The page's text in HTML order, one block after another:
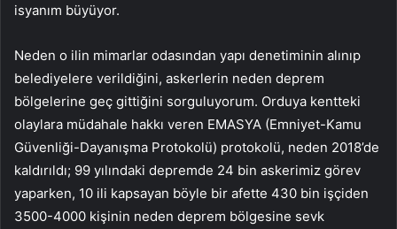
isyanım büyüyor.
Neden o ilin mimarlar odasından yapı denetiminin alınıp
belediyelere verildiğini, askerlerin neden deprem
bölgelerine geç gittiğini sorguluyorum. Orduya kentteki
olaylara müdahale hakkı veren EMASYA (Emniyet-Kamu
Güvenliği-Dayanışma Protokolü) protokolü, neden 2018’de
kaldırıldı; 99 yılındaki depremde 24 bin askerimiz görev
yaparken, 10 ili kapsayan böyle bir afette 430 bin işçiden
3500-4000 kişinin neden deprem bölgesine sevk